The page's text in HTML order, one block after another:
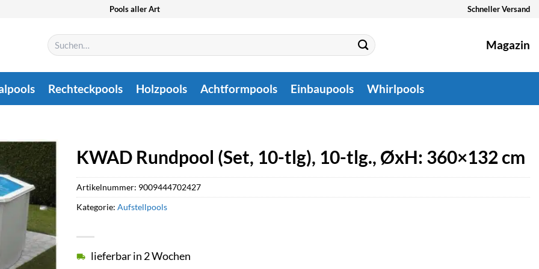
Pools aller Art Schneller Versand
Suchen
nach:
Magazin
Rechteckpools Holzpools Achtformpools Einbaupools Whirlpools
KWAD Rundpool (Set, 10-tlg), 10-tlg., ØxH: 360×132 cm
lieferbar in 2 Wochen
Artikelnummer: 9009444702427
Kategorie: Aufstellpools